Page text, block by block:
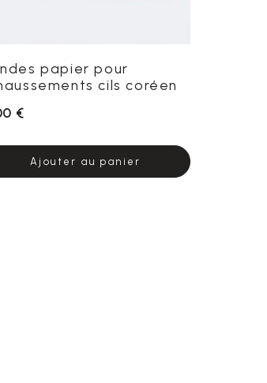
papier pour
cils coréen
€
Ajouter au panier